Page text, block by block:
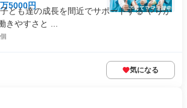
5000円
ども達の成長を間近でサポートする やりが
きやすさと ...
気になる